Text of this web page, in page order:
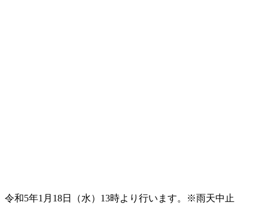
令和5年1月18日（水）13時より行います。※雨天中止